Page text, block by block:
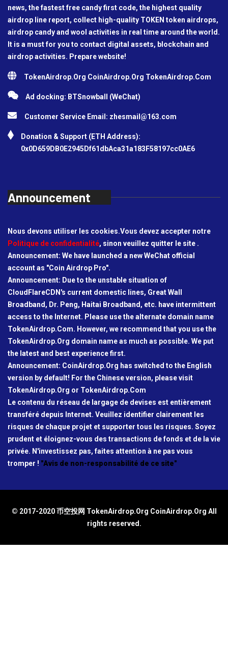
news, the fastest free candy first code, the highest quality
airdrop line report, collect high-quality TOKEN token airdrops,
airdrop candy and wool activities in real time around the world.
It is a must for you to contact digital assets, blockchain and
airdrop activities. Prepare website!
TokenAirdrop.Org CoinAirdrop.Org TokenAirdrop.Com
Ad docking: BTSnowball (WeChat)
Customer Service Email: zhesmail@163.com
Donation & Support (ETH Address):
0x0D659DB0E2945Df61dbAca31a183F58197cc0AE6
Announcement
Nous devons utiliser les cookies.Vous devez accepter notre
Politique de confidentialité, sinon veuillez quitter le site .
Announcement: We have launched a new WeChat official
account as "Coin Airdrop Pro".
Announcement: Due to the unstable situation of
CloudFlareCDN's current domestic lines, Great Wall
Broadband, Dr. Peng, Haitai Broadband, etc. have intermittent
access to the Internet. Please use the alternate domain name
TokenAirdrop.Com. However, we recommend that you use the
TokenAirdrop.Org domain name as much as possible. We put
the latest and best experience first.
Announcement: CoinAirdrop.Org has switched to the English
version by default! For the Chinese version, please visit
TokenAirdrop.Org or TokenAirdrop.Com
Le contenu du réseau de largage de devises est entièrement
transféré depuis Internet. Veuillez identifier clairement les
risques de chaque projet et supporter tous les risques. Soyez
prudent et éloignez-vous des transactions de fonds et de la vie
privée. N'investissez pas, faites attention à ne pas vous
tromper ! "Avis de non-responsabilité de ce site"
© 2017-2020 币空投网 TokenAirdrop.Org CoinAirdrop.Org All
rights reserved.